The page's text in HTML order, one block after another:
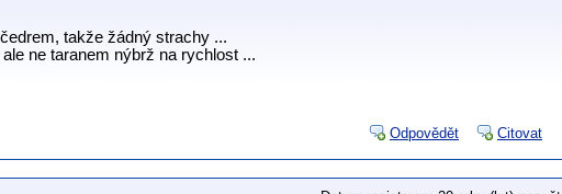
takže žádný strachy ...
ne taranem nýbrž na rychlost ...
Odpovědět Citovat